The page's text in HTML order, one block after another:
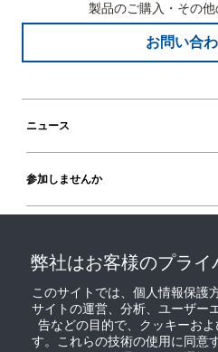
製品のご購入・その
お問い合
ニュース
参加しませんか
弊社はお客様のプラ
このサイトでは、個人情報保護
サイトの運営、分析、ユーザー
告などの目的で、クッキーお
す。これらの技術の使用に同意